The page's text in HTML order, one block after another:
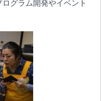
グラム開発やイベント